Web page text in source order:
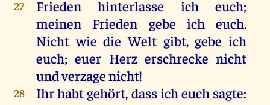
27 Friedenhinterlasse ich euch;
meinen
Frieden gebe ich euch.
Nicht wie die Welt gibt,gebe ich
euch;euer Herz erschrecke nicht
undverzagenicht!
28 Ihrhabtgehört, dassicheuch sagte: